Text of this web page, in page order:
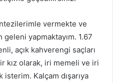
vermekte ve
yapmaktayım. 1.67
açık kahverengi saçları
kız olarak, iri memeli ve iri
Kalçam dışarıya